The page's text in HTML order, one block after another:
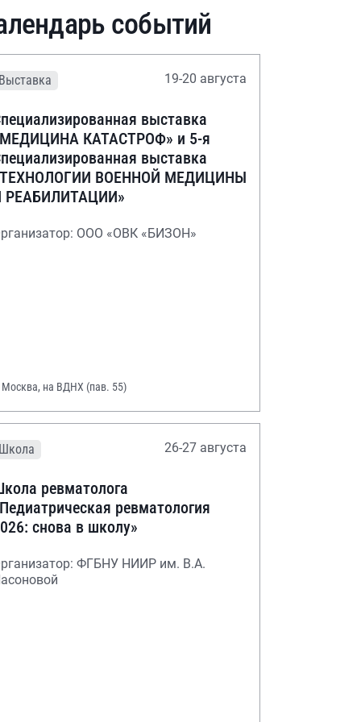
событий
Выставка 19-20 августа
выставка
КАТАСТРОФ» и 5-я
выставка
ВОЕННОЙ МЕДИЦИНЫ
РЕАБИЛИТАЦИИ»
ООО «ОВК «БИЗОН»
Москва, на ВДНХ (пав. 55)
Школа 26-27 августа
ревматолога
ревматология
снова в школу»
ФГБНУ НИИР им. В.А.